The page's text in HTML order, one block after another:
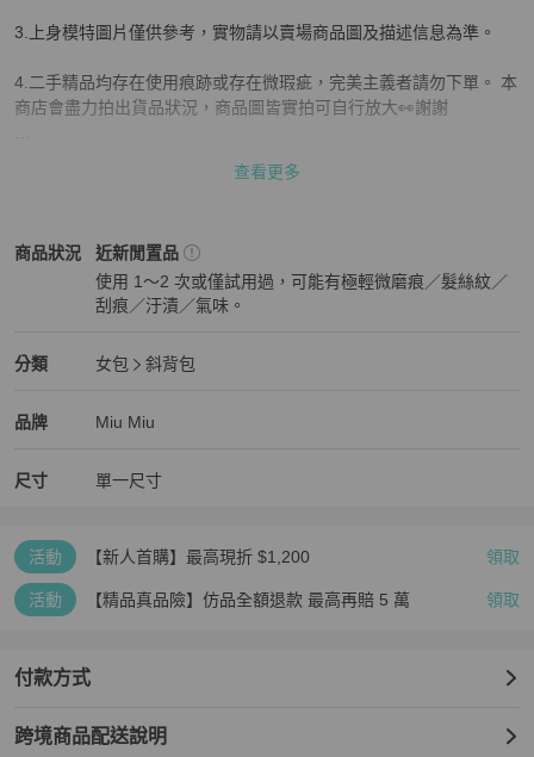
3.上身模特圖片僅供參考，實物請以賣場商品圖及描述信息為準。
4.二手精品均存在使用痕跡或存在微瑕疵，完美主義者請勿下單。 本
商店會盡力拍出貨品狀況，商品圖皆實拍可自行放大👀謝謝
查看更多
商品狀況
Miu Miu女包商品狀態與細節
近新閒置品
使用 1～2 次或僅試用過，可能有極輕微磨痕／髮絲紋／
刮痕／汙漬／氣味。
分類
Miu Miu 女包分類資訊
女包
斜背包
品牌
Miu Miu 精品女包品牌介紹
Miu Miu
Miu Miu 推薦清單
尺寸 單一尺寸
活動 【新人首購】最高現折 $1,200 領取
活動 【精品真品險】仿品全額退款 最高再賠 5 萬 領取
付款方式
跨境商品配送說明